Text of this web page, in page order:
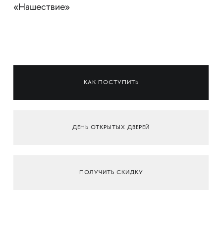
«Нашествие»
КАК ПОСТУПИТЬ
ДЕНЬ ОТКРЫТЫХ ДВЕРЕЙ
ПОЛУЧИТЬ СКИДКУ